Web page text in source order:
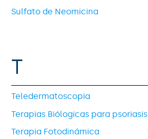
Sulfato de Neomicina
T
Teledermatoscopia
Terapias Biólogicas para psoriasis
Terapia Fotodinámica